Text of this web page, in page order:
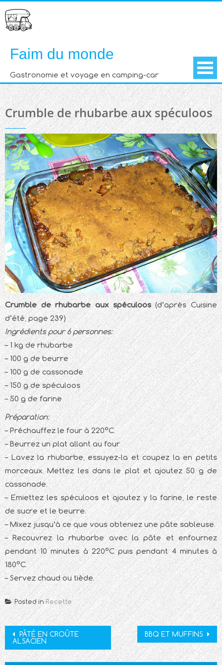
to
content
Faim du monde
Gastronomie et voyage en camping-car
Crumble de rhubarbe aux spéculoos
Crumble de rhubarbe aux spéculoos(d’après Cuisine
d’été, page 239)
Ingrédients pour 6 personnes:
– 1 kg de rhubarbe
– 100 g de beurre
– 100 g de cassonade
– 150 g de spéculoos
– 50 g de farine
Préparation:
– Préchauffez le four à 220°C.
– Beurrez un plat allant au four
– Lavez la rhubarbe, essuyez-la et coupez la en petits
morceaux. Mettez les dans le plat et ajoutez 50 g de
cassonade.
– Emiettez les spéculoos et ajoutez y la farine, le reste
de sucre et le beurre.
– Mixez jusqu’à ce que vous obteniez une pâte sableuse.
– Recouvrez la rhubarbe avec la pâte et enfournez
pendant 10 minutes à 220°C puis pendant 4 minutes à
180°C.
– Servez chaud ou tiède.
Posted inRecette
Post
navigation
PÂTÉ EN CROÛTE
ALSACIEN
BBQ ET MUFFINS